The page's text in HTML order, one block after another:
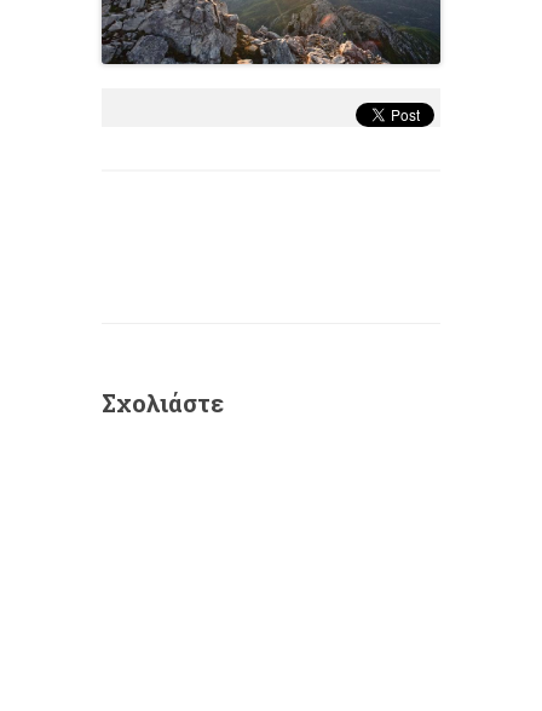
Σχολιάστε